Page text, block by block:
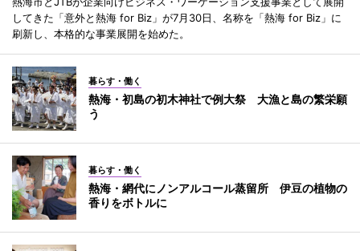
してきた「意外と熱海 for Biz」が7月30日、名称を「熱海 for Biz」に
刷新し、本格的な事業展開を始めた。
暮らす・働く
熱海・初島の初木神社で例大祭 大漁と島の繁栄願
う
暮らす・働く
熱海・網代にノンアルコール蒸留所 伊豆の植物の
香りをボトルに